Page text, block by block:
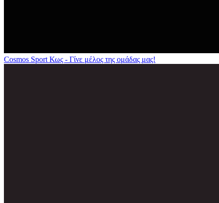
Cosmos Sport Κως - Γίνε μέλος της ομάδας μας!